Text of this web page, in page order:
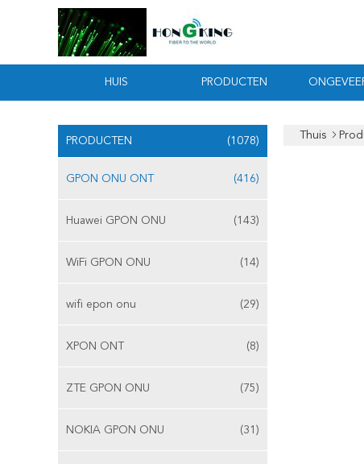
HUIS PRODUCTEN
PRODUCTEN (1078)
GPON ONU ONT (416)
Huawei GPON ONU (143)
WiFi GPON ONU (14)
wifi epon onu (29)
XPON ONT (8)
ZTE GPON ONU (75)
NOKIA GPON ONU (31)
Thuis